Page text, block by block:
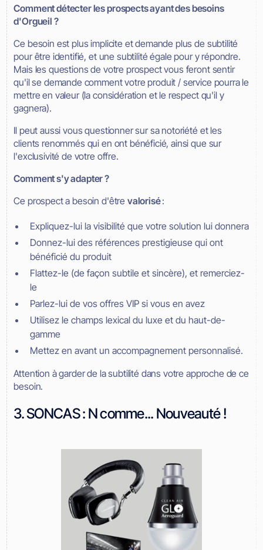
Comment détecter les prospects ayant des besoins
d'Orgueil ?
Ce besoin est plus implicite et demande plus de subtilité
pour être identifié, et une subtilité égale pour y répondre.
Mais les questions de votre prospect vous feront sentir
qu'il se demande comment votre produit / service pourra le
mettre en valeur (la considération et le respect qu'il y
gagnera).
Il peut aussi vous questionner sur sa notoriété et les
clients renommés qui en ont bénéficié, ainsi que sur
l'exclusivité de votre offre.
Comment s'y adapter ?
Ce prospect a besoin d'être valorisé:
Expliquez-lui la visibilité que votre solution lui donnera
Donnez-lui des références prestigieuse qui ont
bénéficié du produit
Flattez-le (de façon subtile et sincère), et remerciez-
le
Parlez-lui de vos offres VIP si vous en avez
Utilisez le champs lexical du luxe et du haut-de-
gamme
Mettez en avant un accompagnement personnalisé.
Attention à garder de la subtilité dans votre approche de ce
besoin.
3. SONCAS : N comme... Nouveauté !